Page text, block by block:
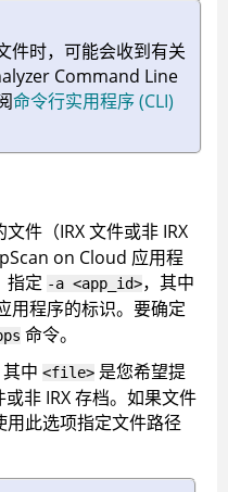
件时，可能会收到有关
Command Line
命令行实用程序 (CLI)
文件（IRX文件或非 IRX
on Cloud 应用程
指定 -a <app_id>，其中
用程序的标识。要确定
命令。
其中 <file> 是您希望提
或非 IRX存档。如果文件
用此选项指定文件路径